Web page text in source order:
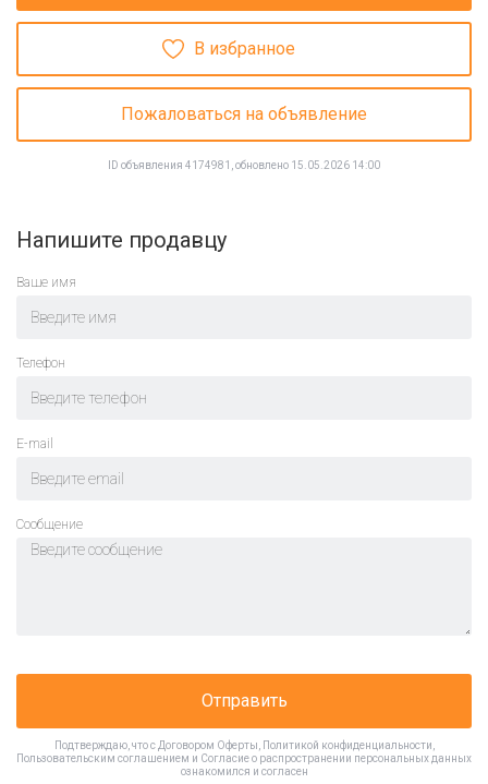
В избранное
Пожаловаться на объявление
ID объявления 4174981, обновлено 15.05.2026 14:00
Напишите продавцу
Ваше имя
Телефон
E-mail
Cообщение
Отправить
Подтверждаю, что с Договором Оферты Политикой конфиденциальности
Пользовательским соглашением и Согласие о распространении персональных данных
ознакомился и согласен